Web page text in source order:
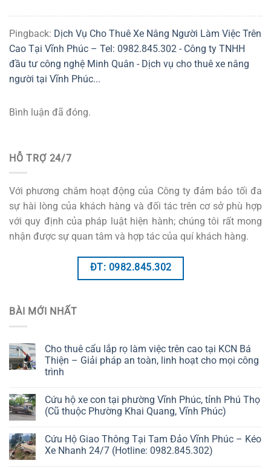
Pingback: Dịch Vụ Cho Thuê Xe Nâng Người Làm Việc Trên
Cao Tại Vĩnh Phúc – Tel: 0982.845.302 - Công ty TNHH
đầu tư công nghệ Minh Quân - Dịch vụ cho thuê xe nâng
người tại Vĩnh Phúc...
Bình luận đã đóng.
HỖ TRỢ 24/7
Với phương châm hoạt động của Công ty đảm bảo tối đa
sự hài lòng của khách hàng và đối tác trên cơ sở phù hợp
với quy định của pháp luật hiện hành; chúng tôi rất mong
nhận được sự quan tâm và hợp tác của quí khách hàng.
ĐT: 0982.845.302
BÀI MỚI NHẤT
Cho thuê cẩu lắp rọ làm việc trên cao tại KCN Bá
Thiện – Giải pháp an toàn, linh hoạt cho mọi công
trình
Cứu hộ xe con tại phường Vĩnh Phúc, tỉnh Phú Thọ
(Cũ thuộc Phường Khai Quang, Vĩnh Phúc)
Cứu Hộ Giao Thông Tại Tam Đảo Vĩnh Phúc – Kéo
Xe Nhanh 24/7 (Hotline: 0982.845.302)